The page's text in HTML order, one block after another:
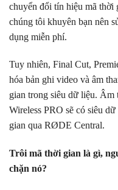
chuyển đổi tín hiệu mã thời
chúng tôi khuyên bạn nên
dụng miễn phí.
Tuy nhiên, Final Cut,
hóa bản ghi video và âm
gian trong siêu dữ liệu. Âm
Wireless PRO sẽ có siêu
gian qua RØDE Central.
Trôi mã thời gian là gì,
chặn nó?